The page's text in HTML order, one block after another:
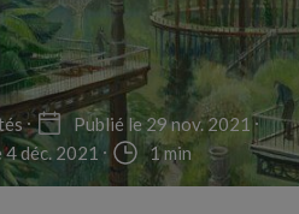
Publié le 29 nov. 2021
déc. 2021
1 min